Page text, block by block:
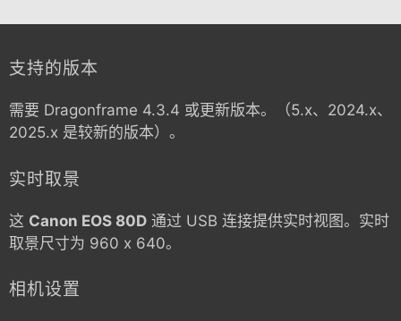
支持的版本
需要 Dragonframe 4.3.4 或更新版本。（5.x、2024.x、
2025.x 是较新的版本）。
实时取景
这 Canon EOS 80D 通过 USB 连接提供实时视图。实时
取景尺寸为 960 x 640。
相机设置